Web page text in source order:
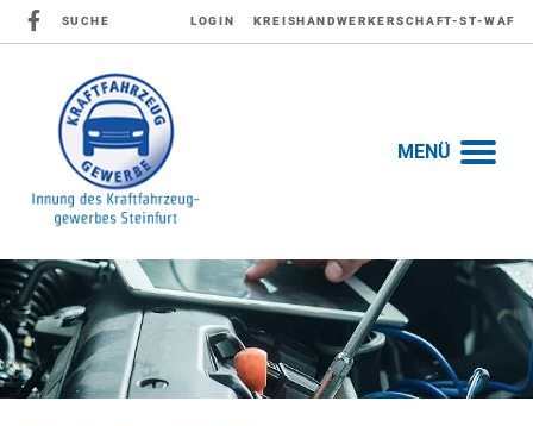
SUCHE LOGIN KREISHANDWERKERSCHAFT-ST-WAF
MENÜ